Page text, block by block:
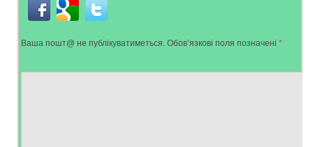
Ваша пошт@ не публікуватиметься. Обов’язкові поля позначені *